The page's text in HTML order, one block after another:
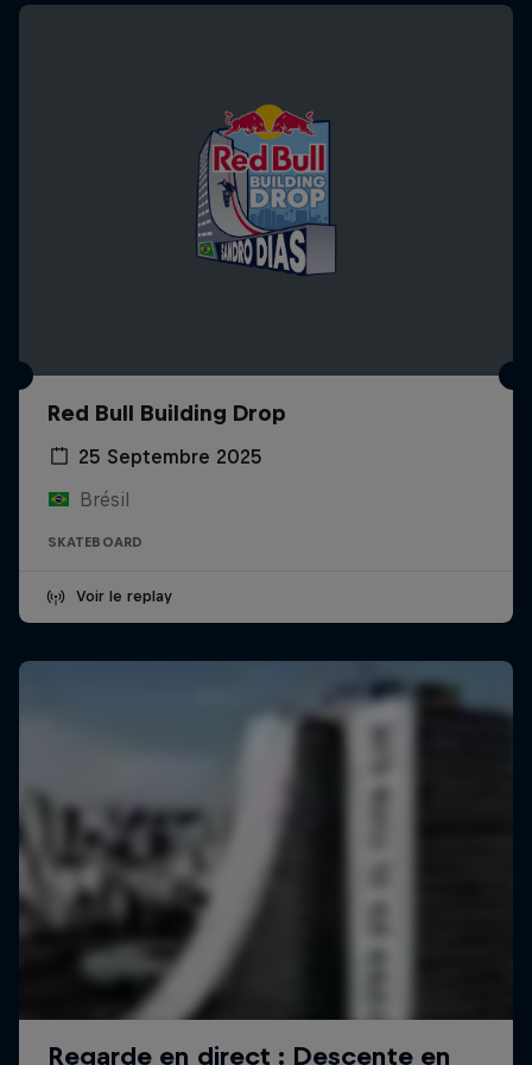
Red Bull Building Drop
25 Septembre 2025
Brésil
SKATEBOARD
Voir le replay